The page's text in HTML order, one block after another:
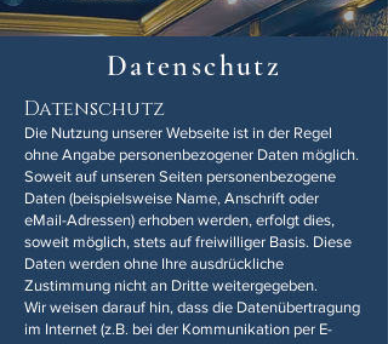
Datenschutz
Datenschutz
Die Nutzung unserer Webseite ist in der Regel
ohne Angabe personenbezogener Daten möglich.
Soweit auf unseren Seiten personenbezogene
Daten (beispielsweise Name, Anschrift oder
eMail-Adressen) erhoben werden, erfolgt dies,
soweit möglich, stets auf freiwilliger Basis. Diese
Daten werden ohne Ihre ausdrückliche
Zustimmung nicht an Dritte weitergegeben.
Wir weisen darauf hin, dass die Datenübertragung
im Internet (z.B. bei der Kommunikation per E-